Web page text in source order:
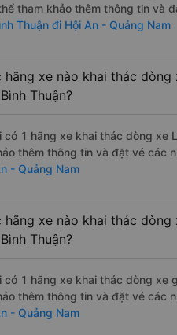
tham khảo thêm thông tin và
Thuận đi Hội An - Quảng Nam
hãng xe nào khai thác
Thuận?
có 1 hãng xe khai thác dòng xe
thêm thông tin và đặt vé các
- Quảng Nam
hãng xe nào khai thác
Thuận?
có 1 hãng xe khai thác dòng xe
thêm thông tin và đặt vé các
- Quảng Nam